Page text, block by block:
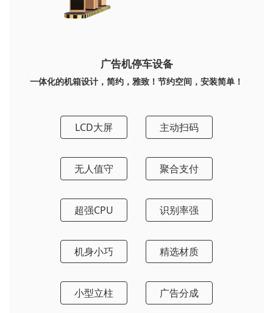
广告机停车设备
一体化的机箱设计，简约，雅致！节约空间，安装简单！
LCD大屏 主动扫码
无人值守 聚合支付
超强CPU 识别率强
机身小巧 精选材质
小型立柱 广告分成